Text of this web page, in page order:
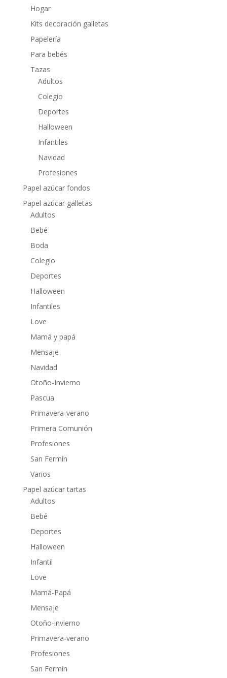
Hogar
Kits decoración galletas
Papelería
Para bebés
Tazas
Adultos
Colegio
Deportes
Halloween
Infantiles
Navidad
Profesiones
Papel azúcar fondos
Papel azúcar galletas
Adultos
Bebé
Boda
Colegio
Deportes
Halloween
Infantiles
Love
Mamá y papá
Mensaje
Navidad
Otoño-Invierno
Pascua
Primavera-verano
Primera Comunión
Profesiones
San Fermín
Varios
Papel azúcar tartas
Adultos
Bebé
Deportes
Halloween
Infantil
Love
Mamá-Papá
Mensaje
Otoño-invierno
Primavera-verano
Profesiones
San Fermín